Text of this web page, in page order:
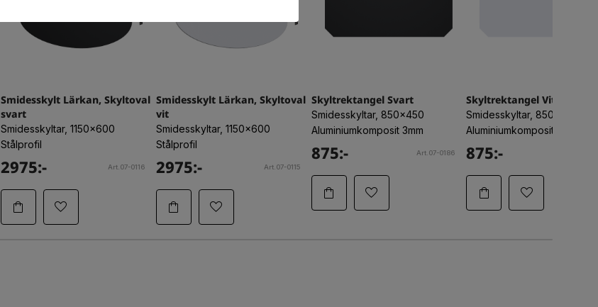
Smidesskylt Lärkan, Skyltoval
svart
Smidesskyltar, 1150x600
Stålprofil
2975:- Art.07-0116
Smidesskylt Lärkan, Skyltoval
vit
Smidesskyltar, 1150x600
Stålprofil
2975:- Art.07-0115
Skyltrektangel Svart
Smidesskyltar, 850x450
Aluminiumkomposit 3mm
875:- Art.07-0186
Skyltrektangel Vit
Smidesskyltar, 850x450
Aluminiumkomposit 3mm
875:-